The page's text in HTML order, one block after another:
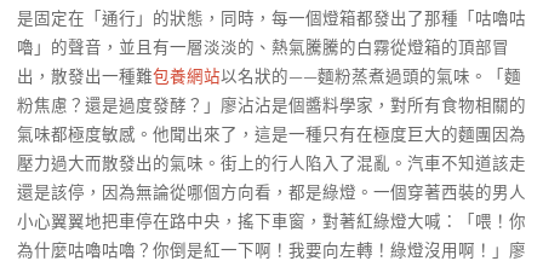
是固定在「通行」的狀態，同時，每一個燈箱都發出了那種「咕嚕咕
嚕」的聲音，並且有一層淡淡的、熱氣騰騰的白霧從燈箱的頂部冒
出，散發出一種難包養網站以名狀的——麵粉蒸煮過頭的氣味。「麵
粉焦慮？還是過度發酵？」廖沾沾是個醬料學家，對所有食物相關的
氣味都極度敏感。他聞出來了，這是一種只有在極度巨大的麵團因為
壓力過大而散發出的氣味。街上的行人陷入了混亂。汽車不知道該走
還是該停，因為無論從哪個方向看，都是綠燈。一個穿著西裝的男人
小心翼翼地把車停在路中央，搖下車窗，對著紅綠燈大喊：「喂！你
為什麼咕嚕咕嚕？你倒是紅一下啊！我要向左轉！綠燈沒用啊！」廖